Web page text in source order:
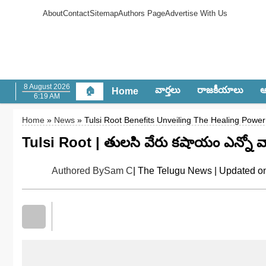
AboutContactSitemapAuthors PageAdvertise With Us
8 August 2026
6:19 AM
🏠 Home వార్త‌లు రాజ‌కీయాలు
Home » News » Tulsi Root Benefits Unveiling The Healing Power
Tulsi Root | తులసి వేరు కషాయం ఎన్నో
Authored BySam C | The Telugu News | Updated